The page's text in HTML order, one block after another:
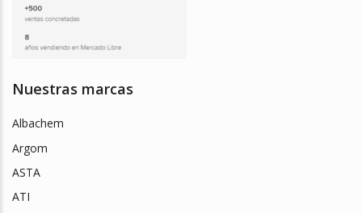
Nuestras marcas
Albachem
Argom
ASTA
ATI